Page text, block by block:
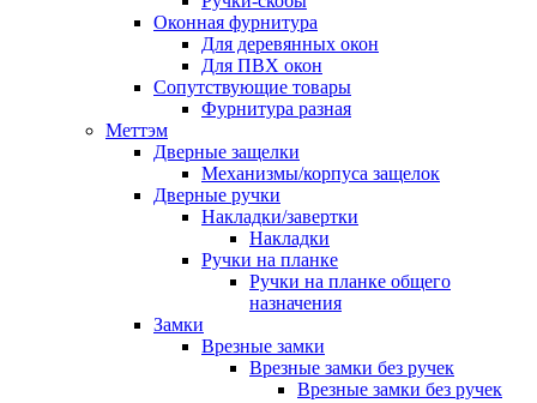
Оконная фурнитура
Для деревянных окон
Для ПВХ окон
Сопутствующие товары
Фурнитура разная
Меттэм
Дверные защелки
Механизмы/корпуса защелок
Дверные ручки
Накладки/завертки
Накладки
Ручки на планке
Ручки на планке общего
назначения
Замки
Врезные замки
Врезные замки без ручек
Врезные замки без ручек